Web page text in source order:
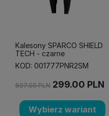
Kalesony SPARCO SHIELD
TECH - czarne
KOD: 001777PNR2SM
607.00 PLN 299.00 PLN
Wybierz wariant